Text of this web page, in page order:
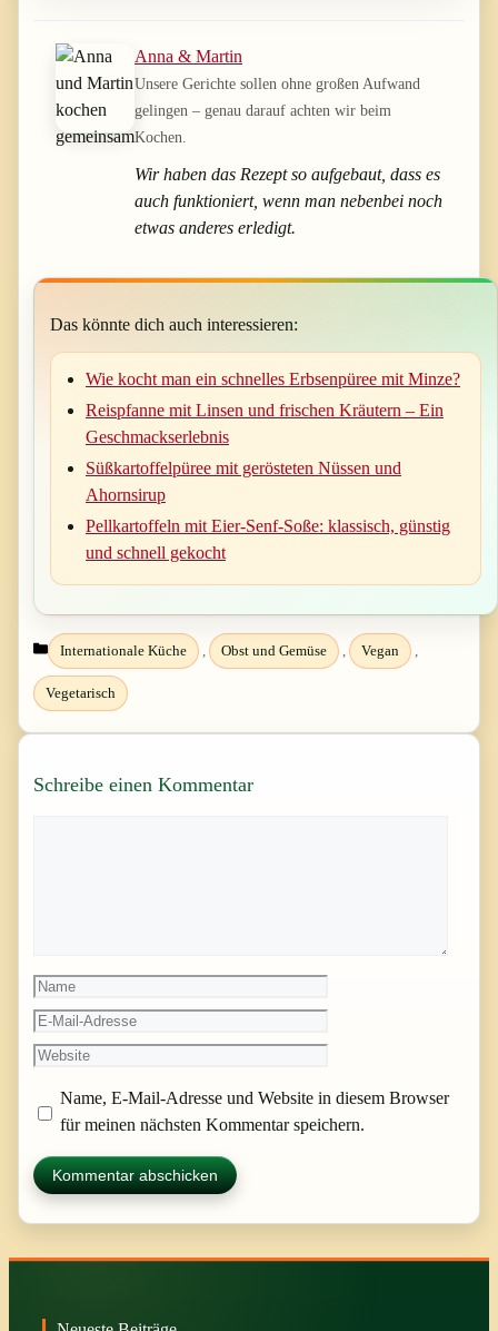
Anna & Martin
Unsere Gerichte sollen ohne großen Aufwand
gelingen – genau darauf achten wir beim
Kochen.
Wir haben das Rezept so aufgebaut, dass es
auch funktioniert, wenn man nebenbei noch
etwas anderes erledigt.
Das könnte dich auch interessieren:
Wie kocht man ein schnelles Erbsenpüree mit Minze?
Reispfanne mit Linsen und frischen Kräutern – Ein
Geschmackserlebnis
Süßkartoffelpüree mit gerösteten Nüssen und
Ahornsirup
Pellkartoffeln mit Eier-Senf-Soße: klassisch, günstig
und schnell gekocht
Kategorien
Internationale Küche Obst und Gemüse Vegan
Vegetarisch
Schreibe einen Kommentar
Name
E-
Mail-
Website
Name, E-Mail-Adresse und Website in diesem Browser
für meinen nächsten Kommentar speichern.